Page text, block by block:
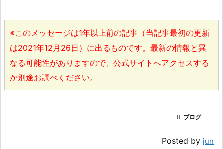
※このメッセージは1年以上前の記事（当記事最初の更新
は2021年12月26日）に出るものです。最新の情報と異
なる可能性がありますので、公式サイトへアクセスする
か別途お調べください。
 ブログ
Posted by jun